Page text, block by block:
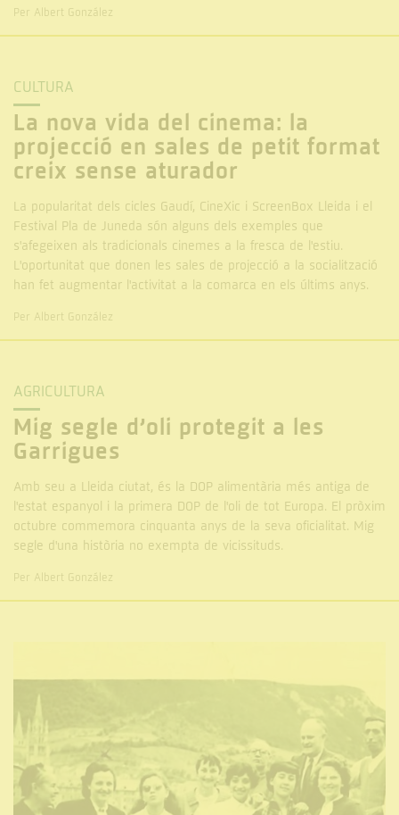
Per Albert González
CULTURA
La nova vida del cinema: la
projecció en sales de petit format
creix sense aturador
La popularitat dels cicles Gaudí, CineXic i ScreenBox Lleida i el
Festival Pla de Juneda són alguns dels exemples que
s'afegeixen als tradicionals cinemes a la fresca de l'estiu.
L'oportunitat que donen les sales de projecció a la socialització
han fet augmentar l'activitat a la comarca en els últims anys.
Per Albert González
AGRICULTURA
Mig segle d’oli protegit a les
Garrigues
Amb seu a Lleida ciutat, és la DOP alimentària més antiga de
l'estat espanyol i la primera DOP de l'oli de tot Europa. El pròxim
octubre commemora cinquanta anys de la seva oficialitat. Mig
segle d'una història no exempta de vicissituds.
Per Albert González